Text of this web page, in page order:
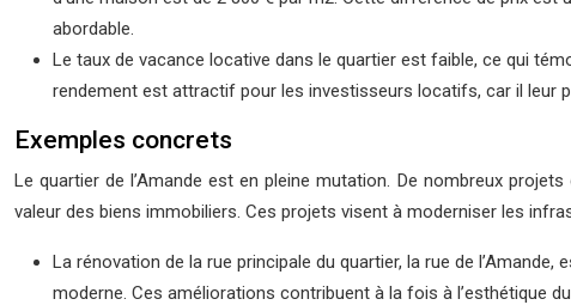
abordable.
Le taux de vacance locative dans le quartier est faible, ce qui
rendement est attractif pour les investisseurs locatifs, car il leur
Exemples concrets
Le quartier de l’Amande est en pleine mutation. De nombreux
valeur des biens immobiliers. Ces projets visent à moderniser les
La rénovation de la rue principale du quartier, la rue de
moderne. Ces améliorations contribuent à la fois à l’esthétique